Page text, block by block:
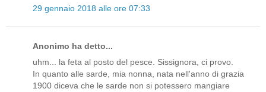
29 gennaio 2018 alle ore 07:33
Anonimo ha detto...
uhm... la feta al posto del pesce. Sissignora, ci provo.
In quanto alle sarde, mia nonna, nata nell'anno di grazia
1900 diceva che le sarde non si potessero mangiare